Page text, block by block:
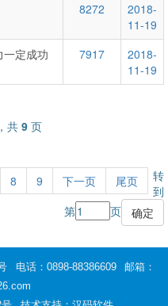
8272
2018-
11-19
定成功 7917
2018-
11-19
共 9 页
8 9 下一页 尾页
转
到
第
页
电话：0898-88386609
邮箱：